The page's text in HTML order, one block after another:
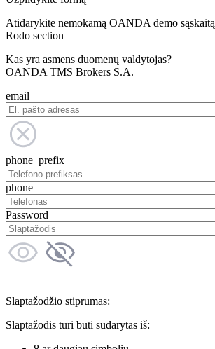
Atidarykite nemokamą OANDA demo sąskaitą
Rodo section
Kas yra asmens duomenų valdytojas?
OANDA TMS Brokers S.A.
email
phone_prefix
phone
Password
Slaptažodžio stiprumas:
Slaptažodis turi būti sudarytas iš: